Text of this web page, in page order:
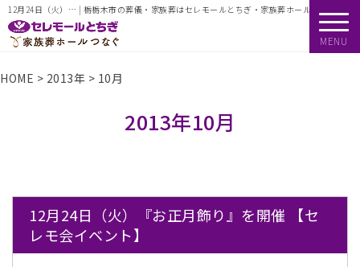
12月24日（火）… | 栃栃木市の葬儀・家族葬はセレモールとちぎ・家族葬ホールつなぐ
MENU
HOME > 2013年 > 10月
2013年10月
12月24日（火）『お正月飾り』を開催 【セ
レモ会イベント】